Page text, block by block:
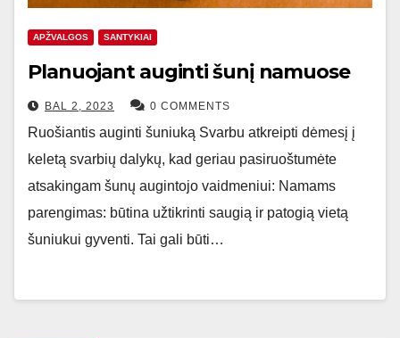
APŽVALGOS SANTYKIAI
Planuojant auginti šunį namuose
BAL 2, 2023 0 COMMENTS
Ruošiantis auginti šuniuką Svarbu atkreipti dėmesį į
keletą svarbių dalykų, kad geriau pasiruoštumėte
atsakingam šunų augintojo vaidmeniui: Namams
parengimas: būtina užtikrinti saugią ir patogią vietą
šuniukui gyventi. Tai gali būti…